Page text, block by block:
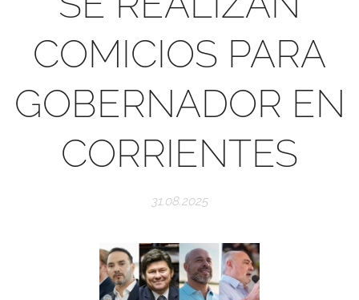
COMICIOS PARA
GOBERNADOR EN
CORRIENTES
31.08.2025